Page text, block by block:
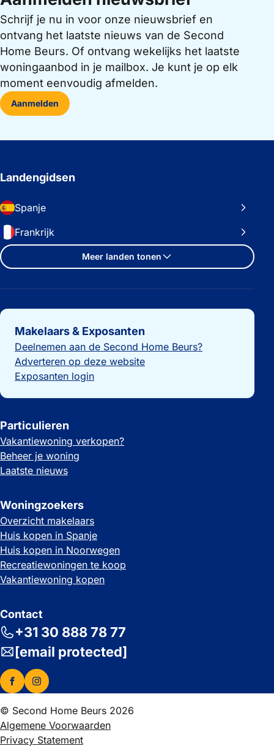
Schrijf je nu in voor onze nieuwsbrief en
ontvang het laatste nieuws van de Second
Home Beurs. Of ontvang wekelijks het laatste
woningaanbod in je mailbox. Je kunt je op elk
moment eenvoudig afmelden.
Aanmelden
Landengidsen
Spanje
Frankrijk
Meer landen tonen
Belangrijke links
Makelaars & Exposanten
Deelnemen aan de Second Home Beurs?
Adverteren op deze website
Exposanten login
Particulieren
Vakantiewoning verkopen?
Beheer je woning
Laatste nieuws
Woningzoekers
Overzicht makelaars
Huis kopen in Spanje
Huis kopen in Noorwegen
Recreatiewoningen te koop
Vakantiewoning kopen
Contact
+31 30 888 78 77
[email protected]
© Second Home Beurs 2026
Algemene Voorwaarden
Privacy Statement